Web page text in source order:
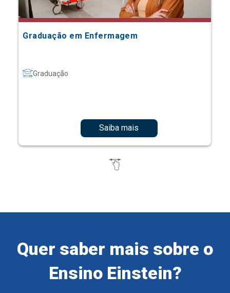
Graduação em Enfermagem
Graduação
Saiba mais
Quer saber mais sobre o
Ensino Einstein?